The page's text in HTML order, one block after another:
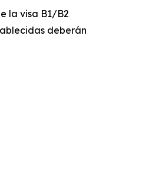
la visa B1/B2
deberán